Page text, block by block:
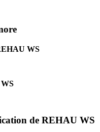
WS
de REHAU WS